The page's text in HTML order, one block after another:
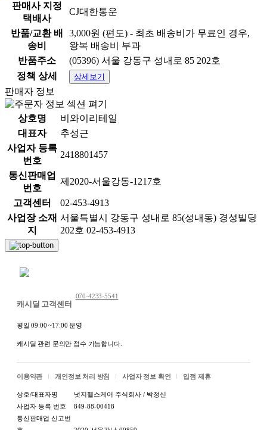
판매사 지정
택배사
CJ대한통운
반품/교환 배
송비
3,000원 (편도) - 최초 배송비가 무료인 경우,
왕복 배송비 부과
반품주소
(05396) 서울 강동구 성내로 85 202호
정책 상세
상세보기
판매자 정보
상호명
비와이리테일
대표자
추성근
사업자 등록
번호
2418801457
통신판매업
번호
제2020-서울강동-1217호
고객센터
02-453-4913
사업장 소재
지
서울특별시 강동구 성내로 85(성내동) 경성빌딩
202호 02-453-4913
캐시딜 고객센터
070-4233-5541
평일 09:00 ~17:00 운영
캐시딜 관련 문의만 접수 가능합니다.
이용약관 개인정보 처리 방침 사업자 정보 확인 입점 제휴
상호/대표자명
넛지헬스케어 주식회사 / 박정신
사업자 등록 번호
849-88-00418
통신판매업 신고번